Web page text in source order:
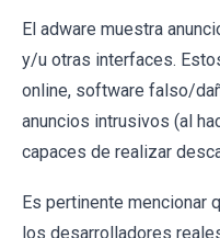
El adware muestra
y/u otras interfaces.
online, software falso/
anuncios intrusivos (al
capaces de realizar
Es pertinente mencionar
los desarrolladores